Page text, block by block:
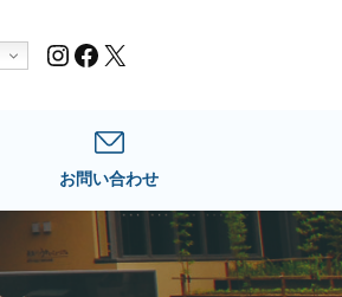
Instagram
Facebook
X
お問い合わせ